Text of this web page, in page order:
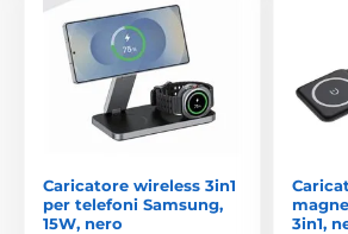
Caricatore wireless 3in1
per telefoni Samsung,
15W, nero
3in1,